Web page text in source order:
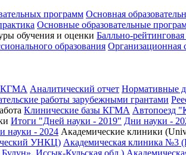
программ Основная
Основные образовательные
обучения и оценки Балльно-
образования Организационная
КГМА Аналитический отчет Нормативные
работы зарубежными грантами
Клинические базы КГМА Автопоезд
Итоги "Дней науки - 2019" Дни науки -
науки - 2024 Академические клиники
УНКЦ) Академическая клиника №3
Иссык-Кульская обл.)